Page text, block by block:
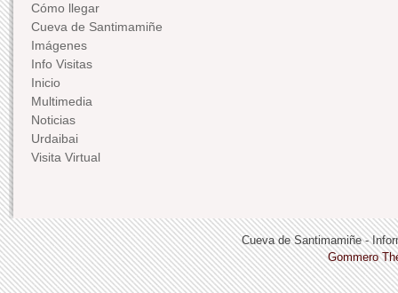
Cómo llegar
Cueva de Santimamiñe
Imágenes
Info Visitas
Inicio
Multimedia
Noticias
Urdaibai
Visita Virtual
Cueva de Santimamiñe -
Gommero